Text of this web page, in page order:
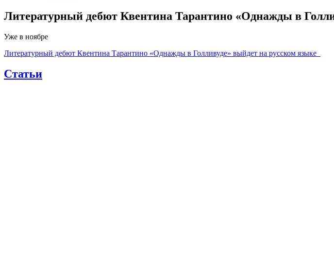
Литературный дебют Квентина Тарантино «Однажды в
Уже в ноябре
Литературный дебют Квентина Тарантино «Однажды в Голливуде» выйдет на русском языке
Статьи